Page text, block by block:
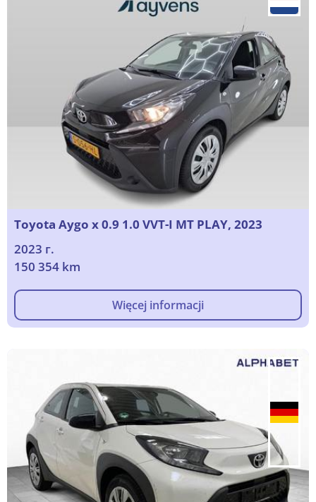
Toyota Aygo x 0.9 1.0 VVT-I MT PLAY, 2023
2023 г.
150 354 km
Więcej informacji